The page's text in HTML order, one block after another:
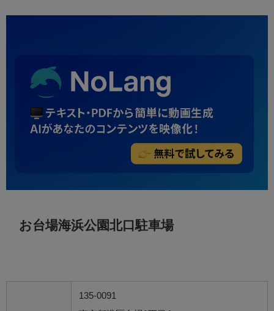
お台場海浜公園北口駐車場
135-0091